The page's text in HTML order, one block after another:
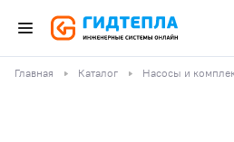
Главная Каталог Насосы и